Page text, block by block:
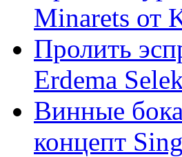
Minarets от
Пролить
Erdemа
Винные
концепт